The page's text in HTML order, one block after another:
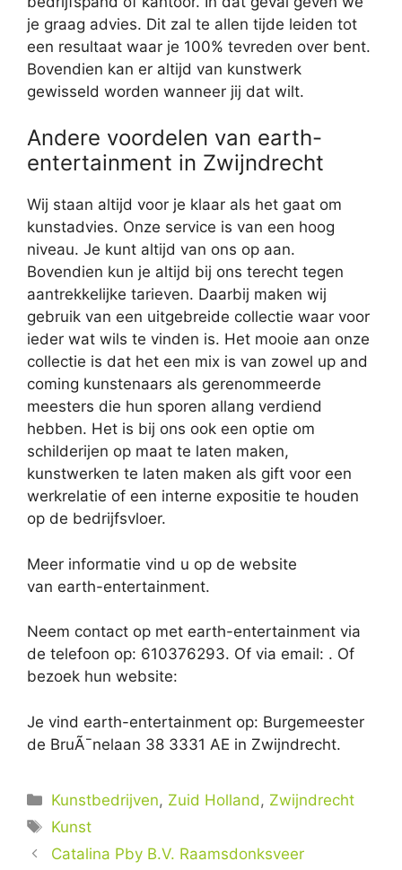
je graag advies. Dit zal te allen tijde leiden tot
een resultaat waar je 100% tevreden over bent.
Bovendien kan er altijd van kunstwerk
gewisseld worden wanneer jij dat wilt.
Andere voordelen van earth-
entertainment in Zwijndrecht
Wij staan altijd voor je klaar als het gaat om
kunstadvies. Onze service is van een hoog
niveau. Je kunt altijd van ons op aan.
Bovendien kun je altijd bij ons terecht tegen
aantrekkelijke tarieven. Daarbij maken wij
gebruik van een uitgebreide collectie waar voor
ieder wat wils te vinden is. Het mooie aan onze
collectie is dat het een mix is van zowel up and
coming kunstenaars als gerenommeerde
meesters die hun sporen allang verdiend
hebben. Het is bij ons ook een optie om
schilderijen op maat te laten maken,
kunstwerken te laten maken als gift voor een
werkrelatie of een interne expositie te houden
op de bedrijfsvloer.
Meer informatie vind u op de website
van earth-entertainment.
Neem contact op met earth-entertainment via
de telefoon op: 610376293. Of via email: . Of
bezoek hun website:
Je vind earth-entertainment op: Burgemeester
de BruÃ¯nelaan 38 3331 AE in Zwijndrecht.
Categorieën
Kunstbedrijven, Zuid Holland , Zwijndrecht
Tags
Kunst
Catalina Pby B.V. Raamsdonksveer